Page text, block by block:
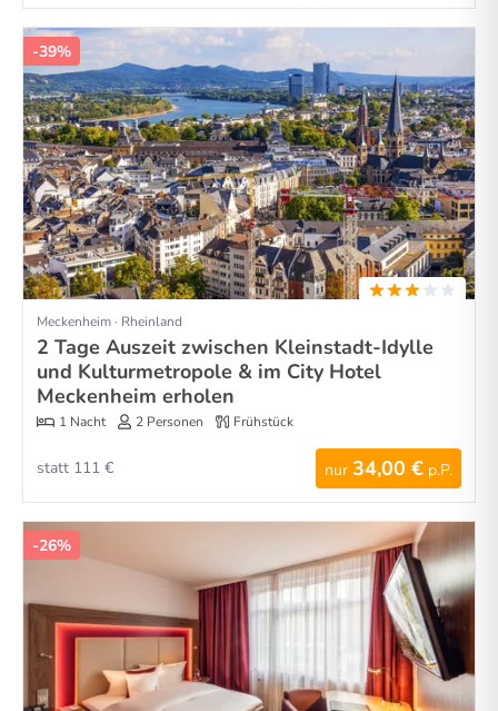
-39%
Meckenheim · Rheinland
2 Tage Auszeit zwischen Kleinstadt-Idylle
und Kulturmetropole & im City Hotel
Meckenheim erholen
1 Nacht 2 Personen Frühstück
nur 34,00 € p.P.
statt 111 €
-26%